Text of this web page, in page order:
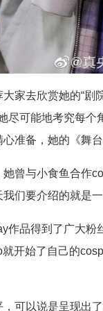
家去欣赏她的“剧
尽可能地考究每
准备，她的《舞台
曾与小食鱼合作
们要介绍的就是
作品得到了广大
开始了自己的
可以说是呈现出